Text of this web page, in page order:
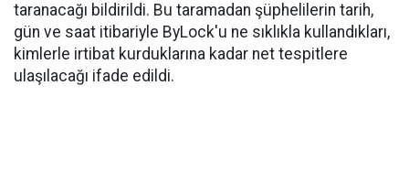
taranacağı bildirildi. Bu taramadan şüphelilerin tarih,
gün ve saat itibariyle ByLock'u ne sıklıkla kullandıkları,
kimlerle irtibat kurduklarına kadar net tespitlere
ulaşılacağı ifade edildi.